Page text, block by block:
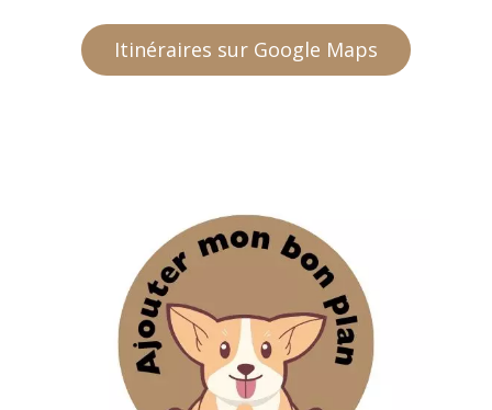
Itinéraires sur Google Maps